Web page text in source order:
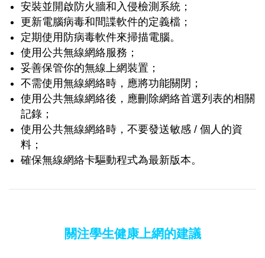
安裝並開啟防火牆和入侵檢測系統；
更新電腦病毒和間諜軟件的定義檔；
定期使用防病毒軟件來掃描電腦。
使用公共無線網絡服務；
妥善保管你的無線上網裝置；
不需使用無線網絡時，應將功能關閉；
使用公共無線網絡後，應刪除網絡首選列表的相關
記錄；
使用公共無線網絡時，不要發送敏感 / 個人的資
料；
確保無線網絡卡驅動程式為最新版本。
關注學生健康上網的建議